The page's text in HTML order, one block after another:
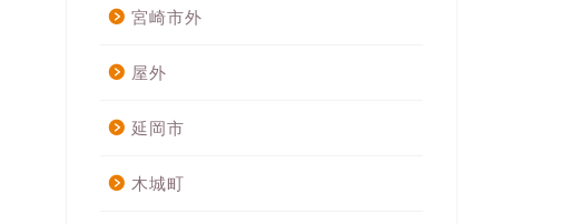
宮崎市外
屋外
延岡市
木城町